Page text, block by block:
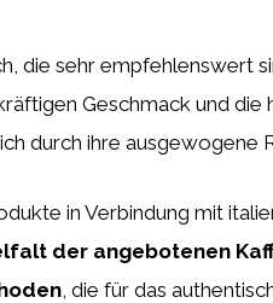
die sehr empfehlenswert
Geschmack und
durch ihre ausgewogene
in Verbindung mit
der angebotenen
, die für das